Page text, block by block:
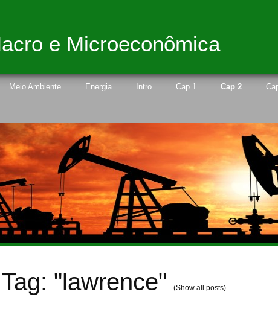
e Microeconômica
Meio Ambiente Energia Intro Cap 1 Cap 2
"lawrence" (Show all posts)